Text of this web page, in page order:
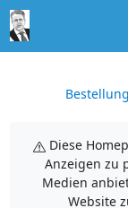
Bestellung
Diese
Anzeigen zu
Medien
Website